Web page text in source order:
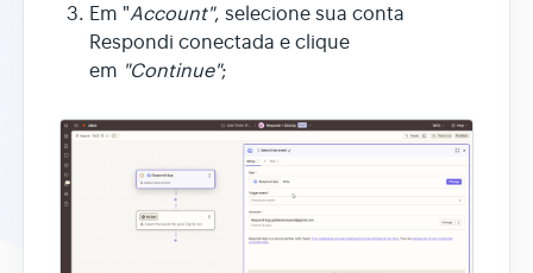
Em "Account", selecione sua conta
Respondi conectada e clique
em "Continue";